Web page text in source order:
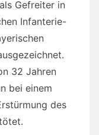
Gefreiter in
Infanterie-
32 Jahren
bei einem
des